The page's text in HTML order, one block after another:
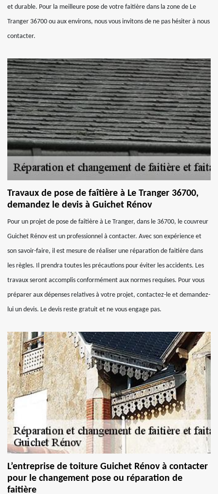
et durable. Pour la meilleure pose de votre faitière dans la zone de Le
Tranger 36700 ou aux environs, nous vous invitons de ne pas hésiter à nous
contacter.
Travaux de pose de faîtière à Le Tranger 36700,
demandez le devis à Guichet Rénov
Pour un projet de pose de faîtière à Le Tranger, dans le 36700, le couvreur
Guichet Rénov est un professionnel à contacter. Avec son expérience et
son savoir-faire, il est mesure de réaliser une réparation de faitière dans
les règles. Il prendra toutes les précautions pour éviter les accidents. Les
travaux seront accomplis conformément aux normes requises. Pour vous
préparer aux dépenses relatives à votre projet, contactez-le et demandez-
lui un devis. Le devis reste gratuit et ne vous engage pas.
L’entreprise de toiture Guichet Rénov à contacter
pour le changement pose ou réparation de
faitière